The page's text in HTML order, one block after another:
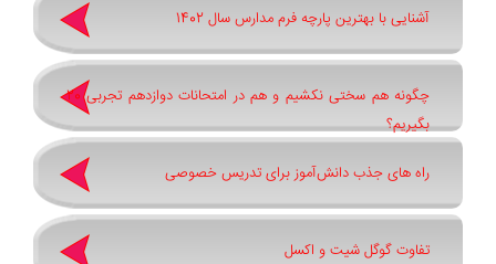
آشنایی با بهترین پارچه فرم مدارس سال 1402
چگونه هم سختی نکشیم و هم در امتحانات دوازدهم تجربی 20
بگیریم؟
راه های جذب دانش‌آموز برای تدریس خصوصی
تفاوت گوگل شیت و اکسل